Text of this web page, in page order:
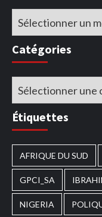
Archives
Catégories
Catégories
Étiquettes
AFRIQUE DU SUD
GPCI_SA
NIGERIA